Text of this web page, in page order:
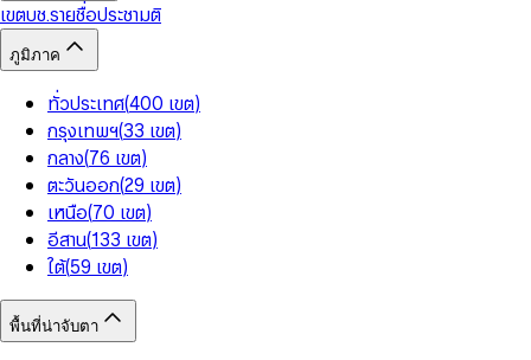
เขตบช.รายชื่อประชามติ
ภูมิภาค
ทั่วประเทศ(400 เขต)
กรุงเทพฯ(33 เขต)
กลาง(76 เขต)
ตะวันออก(29 เขต)
เหนือ(70 เขต)
อีสาน(133 เขต)
ใต้(59 เขต)
พื้นที่น่าจับตา